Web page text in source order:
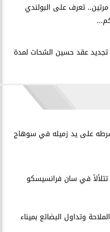
تعرف على البولندي
تجديد عقد حسين الشحات لمدة
على يد زميله في سوهاج
تتلألأ في سان فرانسيسكو
وتداول البضائع بميناء